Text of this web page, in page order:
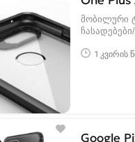
მობილური
1 კვირის
Google